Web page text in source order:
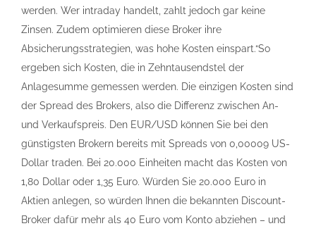
werden. Wer intraday handelt, zahlt jedoch gar keine
Zinsen. Zudem optimieren diese Broker ihre
Absicherungsstrategien, was hohe Kosten einspart.“So
ergeben sich Kosten, die in Zehntausendstel der
Anlagesumme gemessen werden. Die einzigen Kosten sind
der Spread des Brokers, also die Differenz zwischen An-
und Verkaufspreis. Den EUR/USD können Sie bei den
günstigsten Brokern bereits mit Spreads von 0,00009 US-
Dollar traden. Bei 20.000 Einheiten macht das Kosten von
1,80 Dollar oder 1,35 Euro. Würden Sie 20.000 Euro in
Aktien anlegen, so würden Ihnen die bekannten Discount-
Broker dafür mehr als 40 Euro vom Konto abziehen – und